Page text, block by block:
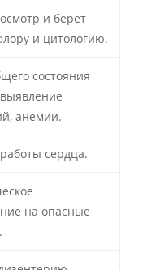
и берет
и цитологию.
состояния
анемии.
сердца.
на опасные